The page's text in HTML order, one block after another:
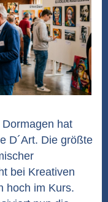
hat
D´Art. Die größte
bei Kreativen
hoch im Kurs.